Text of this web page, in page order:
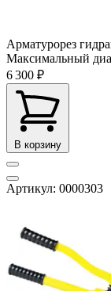
Арматурорез
Максимальный
6 300 ₽
В корзину
Артикул: 0000303